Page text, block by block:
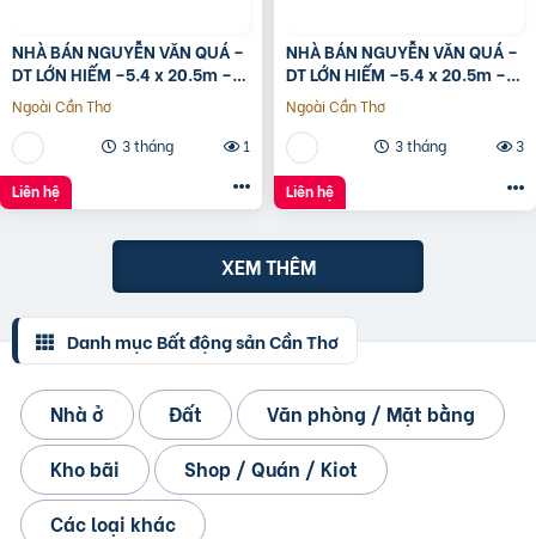
NHÀ BÁN NGUYỄN VĂN QUÁ –
DT LỚN HIẾM –5.4 x 20.5m –
GIÁ TỐT
Ngoài Cần Thơ
3 tháng
1
Liên hệ
NHÀ BÁN NGUYỄN VĂN QUÁ –
DT LỚN HIẾM –5.4 x 20.5m –
GIÁ TỐT
Ngoài Cần Thơ
3 tháng
3
Liên hệ
XEM THÊM
Danh mục Bất động sản Cần Thơ
Nhà ở Đất
Văn phòng / Mặt bằng
Kho bãi
Shop / Quán / Kiot
Các loại khác